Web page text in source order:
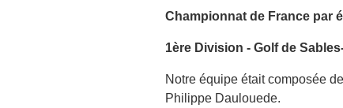
Championnat de France par
1ère Division - Golf de
Notre équipe était composée
Philippe Daulouede.